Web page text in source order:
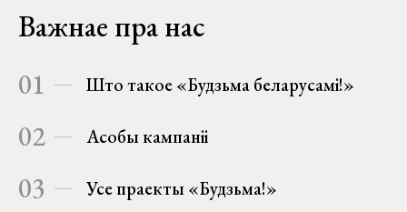
Важнае пра нас
01 Што такое «Будзьма беларусамі!»
02 Асобы кампаніі
03 Усе праекты «Будзьма!»